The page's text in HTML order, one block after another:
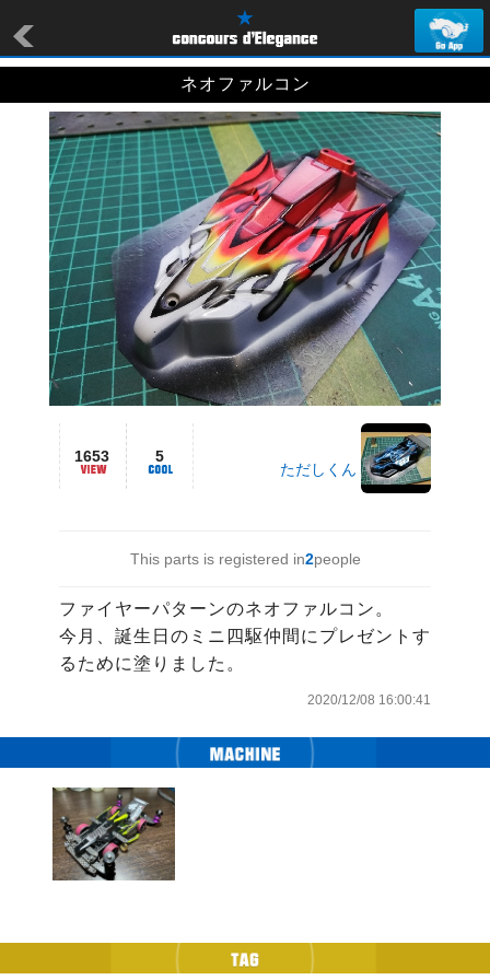
ネオファルコン
1653 5
ただしくん
This parts is registered in2people
ファイヤーパターンのネオファルコン。
今月、誕生日のミニ四駆仲間にプレゼントす
るために塗りました。
2020/12/08 16:00:41